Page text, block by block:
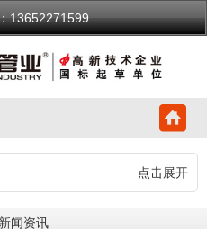
13652271599
点击展开
新闻资讯